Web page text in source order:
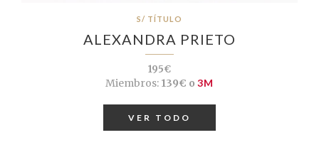
S/ TÍTULO
ALEXANDRA PRIETO
195€
Miembros: 139€ o 3M
VER TODO